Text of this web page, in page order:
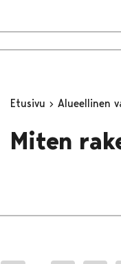
Etusivu Alueellinen
Miten